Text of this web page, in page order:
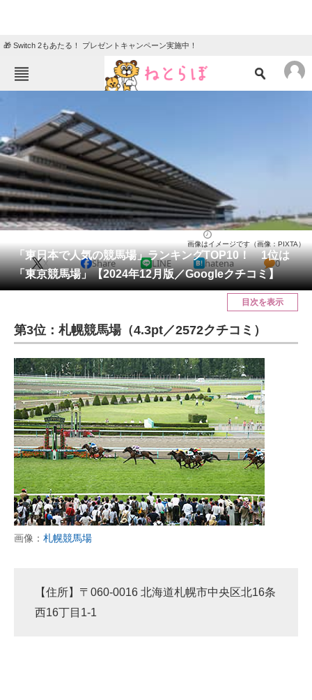
🎁 Switch 2もあたる！ プレゼントキャンペーン実施中！
エンタメ
グルメ 地域
住まい 教育・育児
動物 リサーチ
会員記事
メディア
ITの今と未来を見通す
スマホと通信の最新トレンド
進化するPCとデバイスの未来
好きが集まる 比べて選べる
ビジネスと働き方のヒント
AI活用のいまが分かる
企業ITのトレンドを詳説
ITエンジニア向け専門サイト
「東日本で人気の競馬場」ランキングTOP10！ 1位は
「東京競馬場」【2024年12月版／Googleクチコミ】
画像はイメージです（画像：PIXTA）
X Share LINE hatena 0
目次を表示
第3位：札幌競馬場（4.3pt／2572クチコミ）
画像： 札幌競馬場
【住所】〒060-0016 北海道札幌市中央区北16条
西16丁目1-1